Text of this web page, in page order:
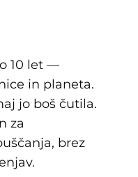
10 let —
in planeta.
jo boš čutila.
za
brez